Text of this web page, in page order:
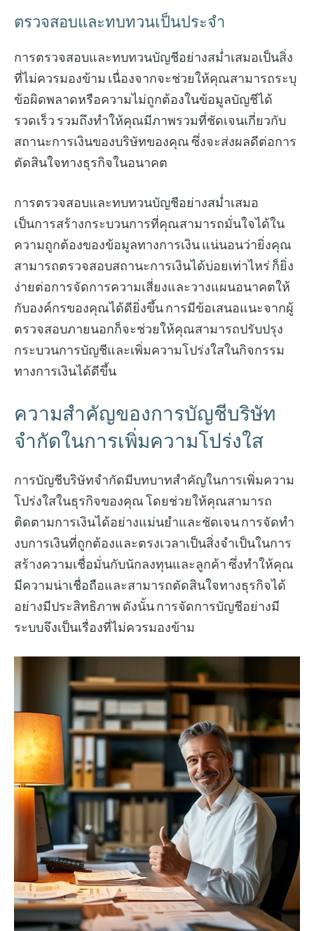
ตรวจสอบและทบทวนเป็นประจำ
การตรวจสอบและทบทวนบัญชีอย่างสม่ำเสมอเป็นสิ่ง
ที่ไม่ควรมองข้าม เนื่องจากจะช่วยให้คุณสามารถระบุ
ข้อผิดพลาดหรือความไม่ถูกต้องในข้อมูลบัญชีได้
รวดเร็ว รวมถึงทำให้คุณมีภาพรวมที่ชัดเจนเกี่ยวกับ
สถานะการเงินของบริษัทของคุณ ซึ่งจะส่งผลดีต่อการ
ตัดสินใจทางธุรกิจในอนาคต
การตรวจสอบและทบทวนบัญชีอย่างสม่ำเสมอ
เป็นการสร้างกระบวนการที่คุณสามารถมั่นใจได้ใน
ความถูกต้องของข้อมูลทางการเงิน แน่นอนว่ายิ่งคุณ
สามารถตรวจสอบสถานะการเงินได้บ่อยเท่าไหร่ ก็ยิ่ง
ง่ายต่อการจัดการความเสี่ยงและวางแผนอนาคตให้
กับองค์กรของคุณได้ดียิ่งขึ้น การมีข้อเสนอแนะจากผู้
ตรวจสอบภายนอกก็จะช่วยให้คุณสามารถปรับปรุง
กระบวนการบัญชีและเพิ่มความโปร่งใสในกิจกรรม
ทางการเงินได้ดีขึ้น
ความสำคัญของการบัญชีบริษัท
จำกัดในการเพิ่มความโปร่งใส
การบัญชีบริษัทจำกัดมีบทบาทสำคัญในการเพิ่มความ
โปร่งใสในธุรกิจของคุณ โดยช่วยให้คุณสามารถ
ติดตามการเงินได้อย่างแม่นยำและชัดเจน การจัดทำ
งบการเงินที่ถูกต้องและตรงเวลาเป็นสิ่งจำเป็นในการ
สร้างความเชื่อมั่นกับนักลงทุนและลูกค้า ซึ่งทำให้คุณ
มีความน่าเชื่อถือและสามารถตัดสินใจทางธุรกิจได้
อย่างมีประสิทธิภาพ ดังนั้น การจัดการบัญชีอย่างมี
ระบบจึงเป็นเรื่องที่ไม่ควรมองข้าม